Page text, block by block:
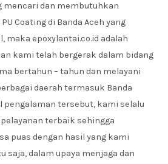
mencari dan membutuhkan
Coating di Banda Aceh yang
maka epoxylantai.co.id adalah
kami telah bergerak dalam bidang
bertahun – tahun dan melayani
daerah termasuk Banda
pengalaman tersebut, kami selalu
terbaik sehingga
puas dengan hasil yang kami
saja, dalam upaya menjaga dan